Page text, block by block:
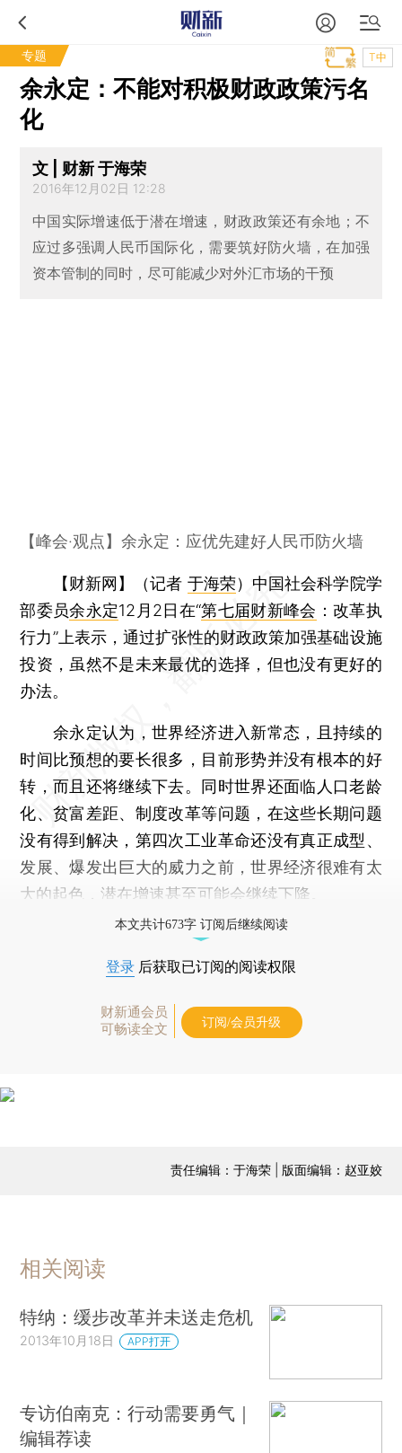
专题 T中
余永定：不能对积极财政政策污名
化
文 | 财新 于海荣
2016年12月02日 12:28
中国实际增速低于潜在增速，财政政策还有余地；不
应过多强调人民币国际化，需要筑好防火墙，在加强
资本管制的同时，尽可能减少对外汇市场的干预
【峰会·观点】余永定：应优先建好人民币防火墙
【财新网】（记者 于海荣） 中国社会科学院学
部委员余永定12月2日在“第七届财新峰会 ：改革执
行力”上表示，通过扩张性的财政政策加强基础设施
投资，虽然不是未来最优的选择，但也没有更好的
办法。
余永定认为，世界经济进入新常态，且持续的
时间比预想的要长很多，目前形势并没有根本的好
转，而且还将继续下去。同时世界还面临人口老龄
化、贫富差距、制度改革等问题，在这些长期问题
没有得到解决，第四次工业革命还没有真正成型、
发展、爆发出巨大的威力之前，世界经济很难有太
大的起色，潜在增速甚至可能会继续下降。
本文共计673字 订阅后继续阅读
登录 后获取已订阅的阅读权限
财新通会员
可畅读全文
订阅/会员升级
责任编辑：于海荣 | 版面编辑：赵亚姣
相关阅读
特纳：缓步改革并未送走危机
2013年10月18日 APP打开
专访伯南克：行动需要勇气｜
编辑荐读